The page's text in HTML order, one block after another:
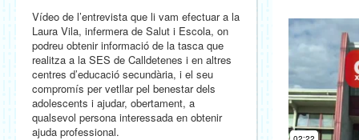
Vídeo de l’entrevista que li vam efectuar a la
Laura Vila, infermera de Salut i Escola, on
podreu obtenir informació de la tasca que
realitza a la SES de Calldetenes i en altres
centres d’educació secundària, i el seu
compromís per vetllar pel benestar dels
adolescents i ajudar, obertament, a
qualsevol persona interessada en obtenir
ajuda professional.